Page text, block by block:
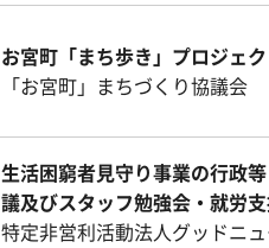
お宮町「まち歩き」プロジェ
「お宮町」まちづくり協議会
生活困窮者見守り事業の行政
議及びスタッフ勉強会・就労
特定非営利活動法人グッドニ